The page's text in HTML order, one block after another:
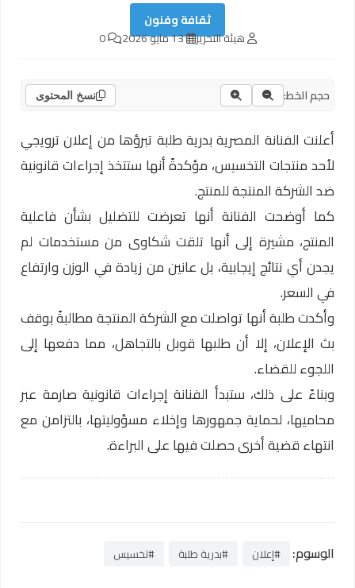
ثقافة وفنون
هيئة التحرير 13 مايو 2026 0
حجم الخط: نسخ المحتوى
أعلنت الفنانة المصرية بدرية طلبة تبرؤها من إعلان ترويجي
لأحد منتجات التخسيس، مؤكدةً أنها ستتخذ إجراءات قانونية
ضد الشركة المنتجة للمنتج.
كما أوضحت الفنانة أنها تعرضت للتضليل بشأن فاعلية
المنتج، مشيرة إلى أنها تلقت شكاوى من مستخدمات لم
يجدن أي نتائج إيجابية، بل عانين من زيادة في الوزن وارتفاع
في السعر.
وأكدت طلبة أنها تواصلت مع الشركة المنتجة مطالبةً بوقف
بث الإعلان، إلا أن طلبها قوبل بالتجاهل، مما دفعها إلى
اللجوء للقضاء.
وبناءً على ذلك، ستبدأ الفنانة إجراءات قانونية صارمة عبر
محاميها، لحماية جمهورها وإخلاء مسؤوليتها، بالتزامن مع
انتهاء قضية أخرى حصلت فيها على البراءة.
الوسوم: #إعلان #بدرية طلبة #تخسيس